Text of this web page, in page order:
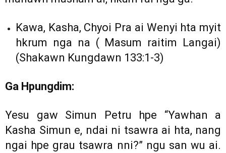
Kawa, Kasha, Chyoi Pra ai Wenyi hta myit
hkrum nga na ( Masum raitim Langai)
(Shakawn Kungdawn 133:1-3)
Ga Hpungdim:
Yesu gaw Simun Petru hpe “Yawhan a
Kasha Simun e, ndai ni tsawra ai hta, nang
ngai hpe grau tsawra nni?” ngu san wu ai.